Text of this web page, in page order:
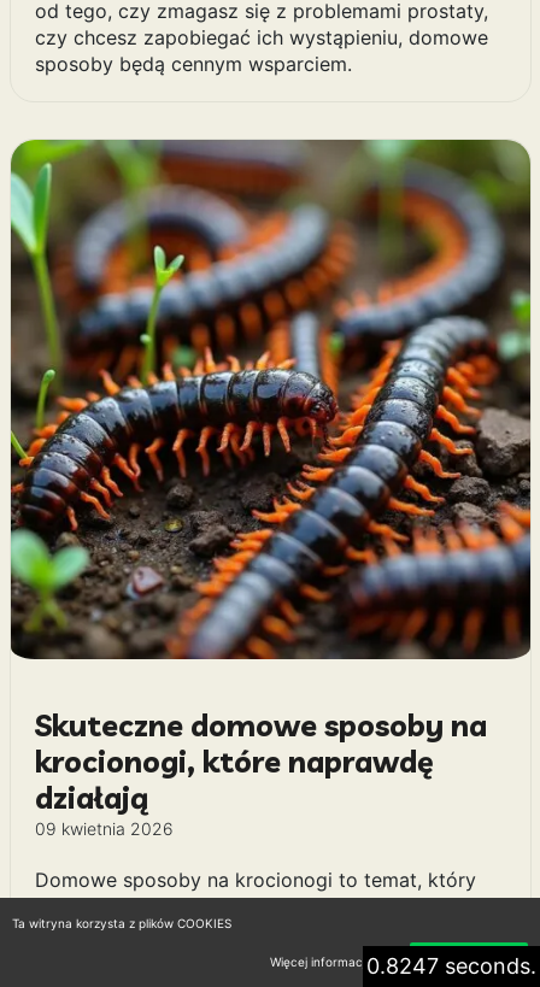
od tego, czy zmagasz się z problemami prostaty,
czy chcesz zapobiegać ich wystąpieniu, domowe
sposoby będą cennym wsparciem.
Skuteczne domowe sposoby na
krocionogi, które naprawdę
działają
09 kwietnia 2026
Domowe sposoby na krocionogi to temat, który
metod na pozbycie się tych niechcianych gości. W
artykule omówimy różnorodne techniki, które0.8247 seconds.
Ta witryna korzysta z plików COOKIES
Więcej informacji Akceptuję